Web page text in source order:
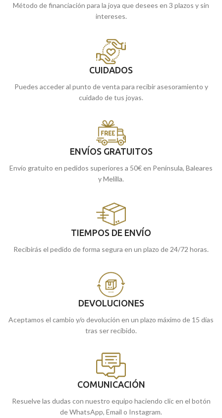
Método de financiación para la joya que desees en 3 plazos y sin
intereses.
CUIDADOS
Puedes acceder al punto de venta para recibir asesoramiento y
cuidado de tus joyas.
ENVÍOS GRATUITOS
Envío gratuito en pedidos superiores a 50€ en Península, Baleares
y Melilla.
TIEMPOS DE ENVÍO
Recibirás el pedido de forma segura en un plazo de 24/72 horas.
DEVOLUCIONES
Aceptamos el cambio y/o devolución en un plazo máximo de 15 días
tras ser recibido.
COMUNICACIÓN
Resuelve las dudas con nuestro equipo haciendo clic en el botón
de WhatsApp, Email o Instagram.